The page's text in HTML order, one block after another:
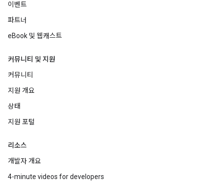
이벤트
파트너
eBook 및 웹캐스트
커뮤니티 및 지원
커뮤니티
지원 개요
상태
지원 포털
리소스
개발자 개요
4-minute videos for developers